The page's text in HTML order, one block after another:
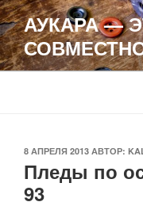
Перейти
к
содержимому
АУКАРА —
ОПУБЛИКОВАНО
8 АПРЕЛЯ 2013 АВТОР:
Пледы по
93